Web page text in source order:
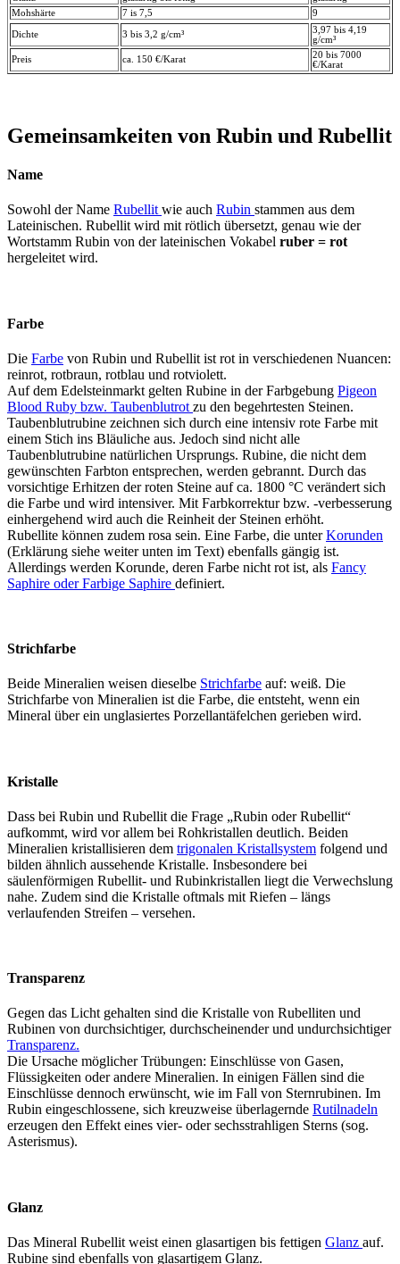
Mohshärte
7 is 7,5 9
Dichte 3 bis 3,2 g/cm³
3,97 bis 4,19
g/cm³
Preis
ca. 150 €/Karat
20 bis 7000
€/Karat
Gemeinsamkeiten von Rubin und Rubellit
Name
Sowohl der Name Rubellit wie auch Rubin stammen aus dem
Lateinischen. Rubellit wird mit rötlich übersetzt, genau wie der
Wortstamm Rubin von der lateinischen Vokabel ruber = rot
hergeleitet wird.
Farbe
Die Farbe von Rubin und Rubellit ist rot in verschiedenen Nuancen:
reinrot, rotbraun, rotblau und rotviolett.
Auf dem Edelsteinmarkt gelten Rubine in der Farbgebung Pigeon
Blood Ruby bzw. Taubenblutrot zu den begehrtesten Steinen.
Taubenblutrubine zeichnen sich durch eine intensiv rote Farbe mit
einem Stich ins Bläuliche aus. Jedoch sind nicht alle
Taubenblutrubine natürlichen Ursprungs. Rubine, die nicht dem
gewünschten Farbton entsprechen, werden gebrannt. Durch das
vorsichtige Erhitzen der roten Steine auf ca. 1800 °C verändert sich
die Farbe und wird intensiver. Mit Farbkorrektur bzw. -verbesserung
einhergehend wird auch die Reinheit der Steinen erhöht.
Rubellite können zudem rosa sein. Eine Farbe, die unterKorunden
(Erklärung siehe weiter unten im Text) ebenfalls gängig ist.
Allerdings werden Korunde, deren Farbe nicht rot ist, als Fancy
Saphire oder Farbige Saphire definiert.
Strichfarbe
Beide Mineralien weisen dieselbe Strichfarbe auf: weiß. Die
Strichfarbe von Mineralien ist die Farbe, die entsteht, wenn ein
Mineral über ein unglasiertes Porzellantäfelchen gerieben wird.
Kristalle
Dass bei Rubin und Rubellit die Frage „Rubin oder Rubellit“
aufkommt, wird vor allem bei Rohkristallen deutlich. Beiden
Mineralien kristallisieren dem trigonalen Kristallsystem folgend und
bilden ähnlich aussehende Kristalle. Insbesondere bei
säulenförmigen Rubellit- und Rubinkristallen liegt die Verwechslung
nahe. Zudem sind die Kristalle oftmals mit Riefen – längs
verlaufenden Streifen – versehen.
Transparenz
Gegen das Licht gehalten sind die Kristalle von Rubelliten und
Rubinen von durchsichtiger, durchscheinender und undurchsichtiger
Transparenz.
Die Ursache möglicher Trübungen: Einschlüsse von Gasen,
Flüssigkeiten oder andere Mineralien. In einigen Fällen sind die
Einschlüsse dennoch erwünscht, wie im Fall von Sternrubinen. Im
Rubin eingeschlossene, sich kreuzweise überlagernde Rutilnadeln
erzeugen den Effekt eines vier- oder sechsstrahligen Sterns (sog.
Asterismus).
Glanz
Das Mineral Rubellit weist einen glasartigen bis fettigen Glanz auf.
Rubine sind ebenfalls von glasartigem Glanz.